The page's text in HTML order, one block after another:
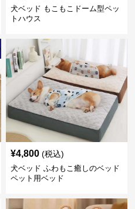
犬ベッド もこもこドーム型ペッ
トハウス
¥4,800 (税込)
犬ベッド ふわもこ癒しのベッド
ペット用ベッド